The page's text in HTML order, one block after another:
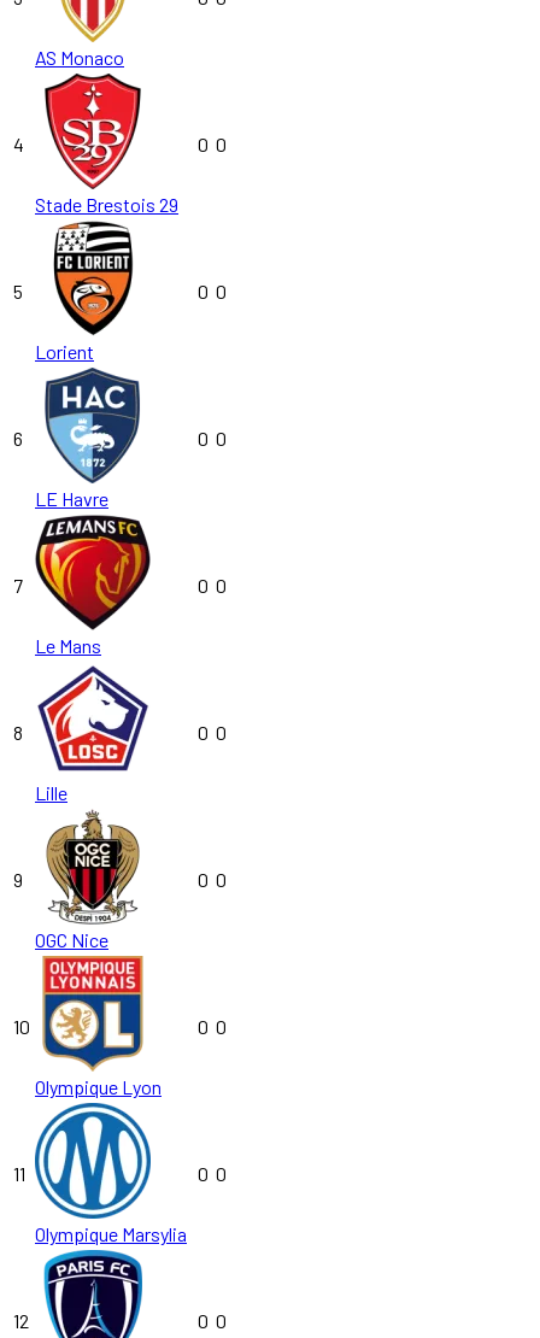
AS Monaco
4
Stade Brestois 29
0 0
5
Lorient
0 0
6
LE Havre
0 0
7
Le Mans
0 0
8
Lille
0 0
9
OGC Nice
0 0
10
Olympique Lyon
0 0
11
Olympique Marsylia
0 0
12 0 0